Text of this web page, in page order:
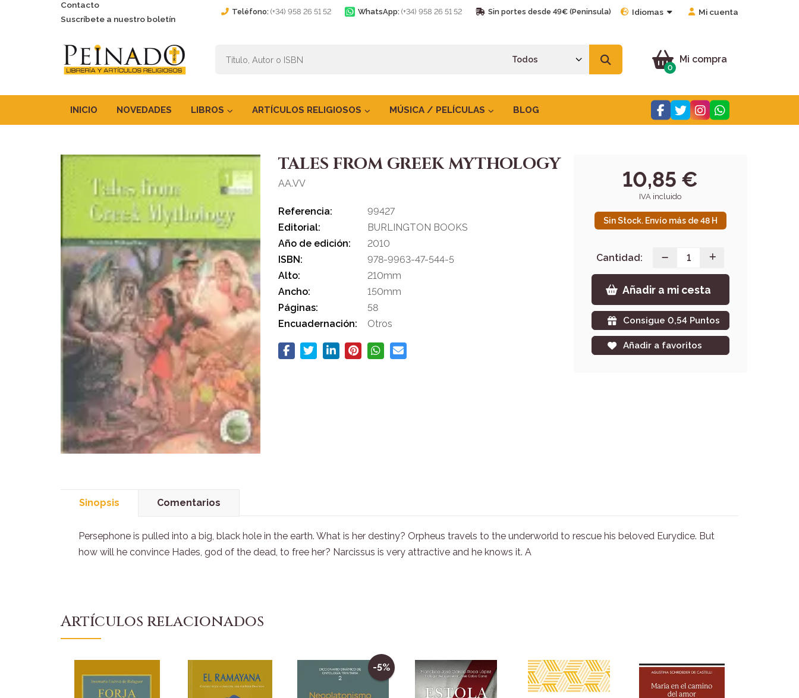
Contacto
Suscríbete a nuestro boletín
Teléfono: (+34) 958 26 51 52 WhatsApp: (+34) 958 26 51 52 Sin portes desde 49€ (Peninsula) Idiomas Mi cuenta
Mi compra
0
INICIO NOVEDADES LIBROS ARTÍCULOS RELIGIOSOS MÚSICA / PELÍCULAS BLOG
TALES FROM GREEK MYTHOLOGY
AA.VV
Referencia:
99427
Editorial:
BURLINGTON BOOKS
Año de edición:
2010
ISBN:
978-9963-47-544-5
Alto:
210mm
Ancho:
150mm
Páginas:
58
Encuadernación:
Otros
10,85 €
IVA incluido
Sin Stock. Envío más de 48 H
Cantidad:
Añadir a mi cesta
Consigue 0,54 Puntos
Añadir a favoritos
Sinopsis Comentarios
Persephone is pulled into a big, black hole in the earth. What is her destiny? Orpheus travels to the underworld to rescue his beloved Eurydice. But
how will he convince Hades, god of the dead, to free her? Narcissus is very attractive and he knows it. A
Artículos relacionados
-5%